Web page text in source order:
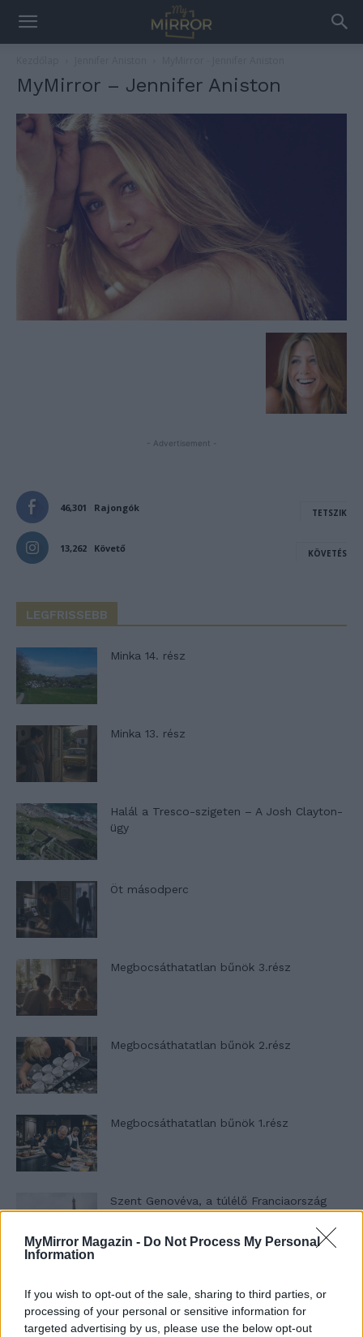
MyMirror Magazin - Do Not Process My Personal
Information
If you wish to opt-out of the sale, sharing to third parties, or
processing of your personal or sensitive information for
targeted advertising by us, please use the below opt-out
MyMirror – Jennifer Aniston
- Advertisement -
46,301 Rajongók TETSZIK
13,262 Követő KÖVETÉS
LEGFRISSEBB
Minka 14. rész
Minka 13. rész
Halál a Tresco-szigeten – A Josh Clayton-
ügy
Öt másodperc
Megbocsáthatatlan bűnök 3.rész
Megbocsáthatatlan bűnök 2.rész
Megbocsáthatatlan bűnök 1.rész
Szent Genovéva, a túlélő Franciaország